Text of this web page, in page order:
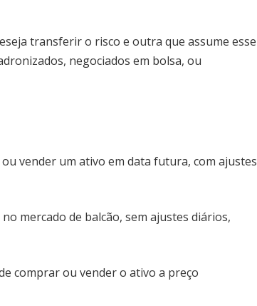
transferir o risco e outra que assume esse
negociados em bolsa, ou
vender um ativo em data futura, com ajustes
mercado de balcão, sem ajustes diários,
comprar ou vender o ativo a preço